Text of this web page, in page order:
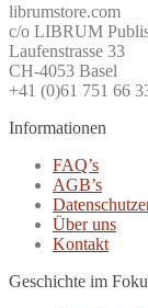
librumstore.com
c/o LIBRUM
Laufenstrasse 33
CH-4053 Basel
+41 (0)61 751 66
Informationen
FAQ’s
AGB’s
Über uns
Kontakt
Geschichte im